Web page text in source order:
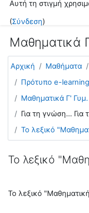
Μετάβαση στο κεντρικό
Αυτή τη στιγμή
(Σύνδεση)
Μαθηματικά
Αρχική Μαθήματα
Πρότυπο e-learning
Μαθηματικά Γ' Γυμ.
Για τη γνώση... Για
Το λεξικό
Το λεξικό
Το λεξικό